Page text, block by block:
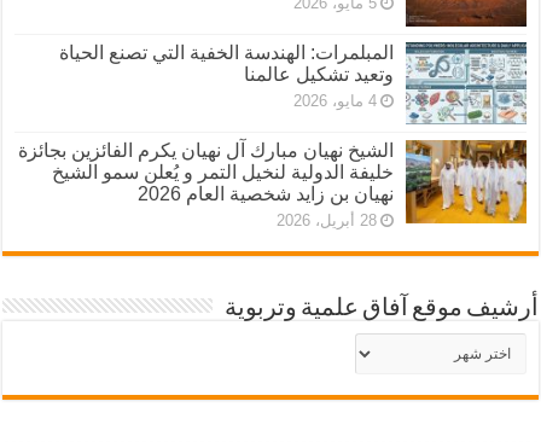
المبلمرات: الهندسة الخفية التي تصنع الحياة
وتعيد تشكيل عالمنا
4 مايو، 2026
الشيخ نهيان مبارك آل نهيان يكرم الفائزين بجائزة
خليفة الدولية لنخيل التمر و يُعلن سمو الشيخ
نهيان بن زايد شخصية العام 2026
28 أبريل، 2026
أرشيف موقع آفاق علمية وتربوية
أرشيف
موقع
آفاق